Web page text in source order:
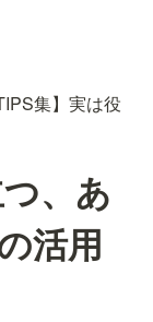
集】実は役
、あ
活用